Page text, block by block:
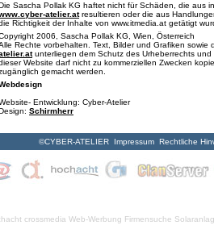
Sascha Pollak KG haftet nicht für Schäden, die aus
atelier.atresultieren oder die aus
Richtigkeit der Inhalte von www.itmedia.at getätigt
2006, Sascha Pollak KG, Wien, Österreich
Rechte vorbehalten. Text, Bilder und Grafiken
unterliegen dem Schutz des Urheberrechts
Website darf nicht zu kommerziellen Zwecken
gemacht werden.
Entwicklung: Cyber-Atelier
Schirmherr
©CYBER-ATELIER Impressum Rechtliche
crossmedia Web-Werbung Firmensuche